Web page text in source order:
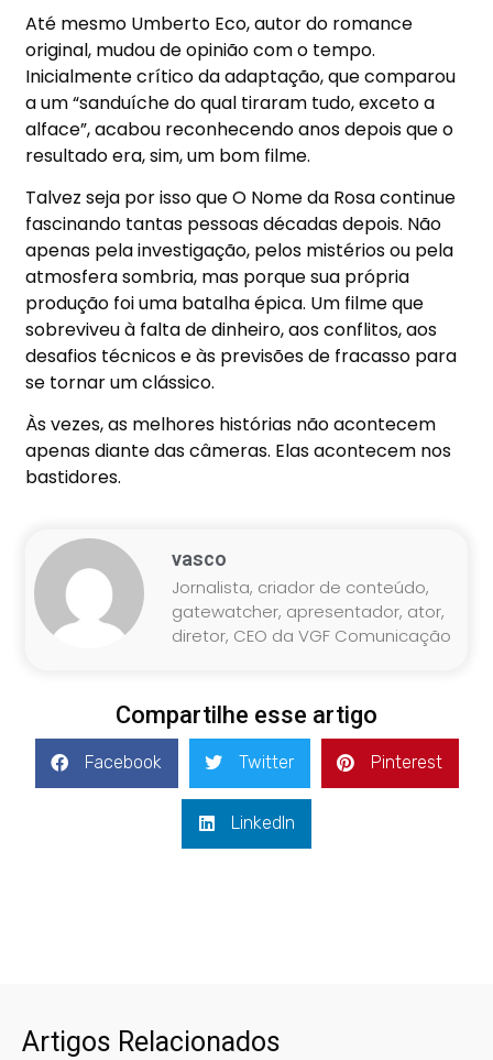
Até mesmo Umberto Eco, autor do romance
original, mudou de opinião com o tempo.
Inicialmente crítico da adaptação, que comparou
a um “sanduíche do qual tiraram tudo, exceto a
alface”, acabou reconhecendo anos depois que o
resultado era, sim, um bom filme.
Talvez seja por isso que O Nome da Rosa continue
fascinando tantas pessoas décadas depois. Não
apenas pela investigação, pelos mistérios ou pela
atmosfera sombria, mas porque sua própria
produção foi uma batalha épica. Um filme que
sobreviveu à falta de dinheiro, aos conflitos, aos
desafios técnicos e às previsões de fracasso para
se tornar um clássico.
Às vezes, as melhores histórias não acontecem
apenas diante das câmeras. Elas acontecem nos
bastidores.
vasco
Jornalista, criador de conteúdo,
gatewatcher, apresentador, ator,
diretor, CEO da VGF Comunicação
Compartilhe esse artigo
Facebook Twitter Pinterest
LinkedIn
Artigos Relacionados